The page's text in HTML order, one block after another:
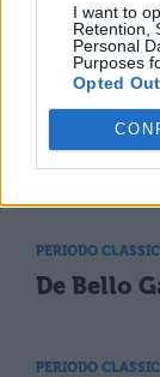
I want to
Retention,
Personal
Purposes
Opted Out
PERIODO
De Bello
PERIODO
De Bello
PERIODO
De Bello
PERIODO